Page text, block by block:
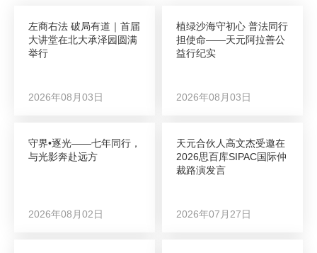
左商右法 破局有道｜首届
大讲堂在北大承泽园圆满
举行
2026年08月03日
植绿沙海守初心 普法同行
担使命——天元阿拉善公
益行纪实
2026年08月03日
守界•逐光——七年同行，
与光影奔赴远方
2026年08月02日
天元合伙人高文杰受邀在
2026思百库SIPAC国际仲
裁路演发言
2026年07月27日